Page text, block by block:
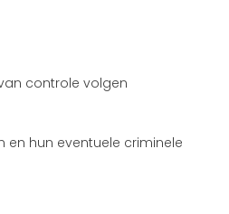
controle volgen
hun eventuele criminele